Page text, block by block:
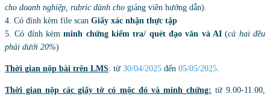
cho doanh nghiệp, rubric dành cho giảng viên hướng dẫn).
4. Có đính kèm file scan Giấy xác nhận thực tập
5. Có đính kèmminh chứng kiểm tra/ quét đạo văn và AI (cả hai đều
phải dưới 20%)
Thời gian nộp bài trên LMS: từ 30/04/2025 đến 05/05/2025.
Thời giannộp các giấy tờ có mộc đỏ và minh chứng: từ 9.00-11.00,